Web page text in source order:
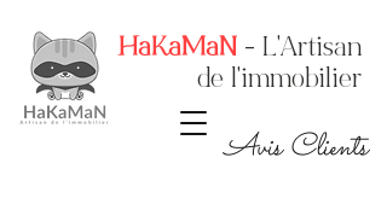
HaKaMaN - L'Artisan
de l'immobilier
Avis Clients